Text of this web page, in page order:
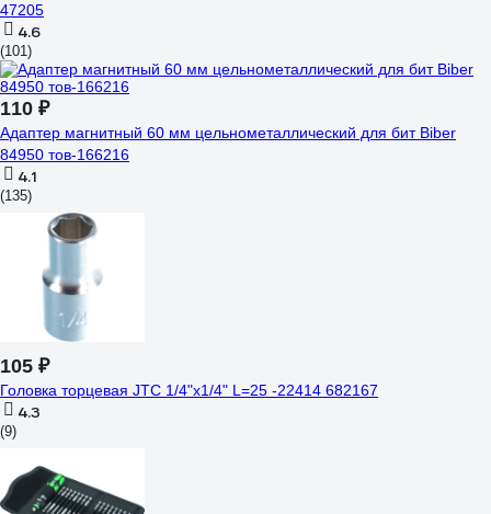
47205
4.6
(101)
110 ₽
Адаптер магнитный 60 мм цельнометаллический для бит Biber
84950 тов-166216
4.1
(135)
105 ₽
Головка торцевая JTC 1/4"х1/4" L=25 -22414 682167
4.3
(9)